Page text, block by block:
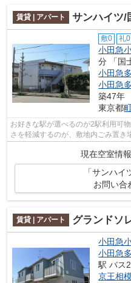
賃貸 | アパート サンハイツ/
敷0 礼0
小田急
分 「国
小田急
小田急
築47年
東京都
お好きな駅が選べるのが2駅利用可
さを軽減するのが、敷地内ごみ置き
ポイントを貯めませんか◎コンパク
現在空室情
「サンハ
お問い合
賃貸 | アパート グランドソ
小田急
小田急
駅 バス
京王相